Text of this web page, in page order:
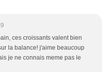
ces croissants valent bien
la balance! j'aime beaucoup
je ne connais meme pas le